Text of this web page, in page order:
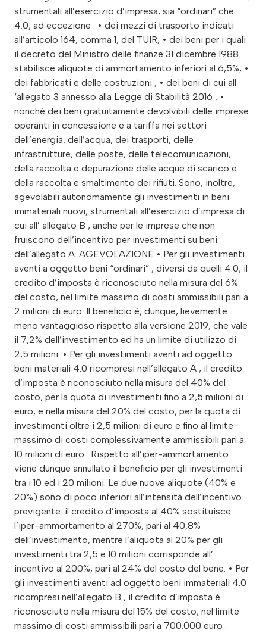
strumentali all’esercizio d’impresa, sia “ordinari” che
4.0, ad eccezione : • dei mezzi di trasporto indicati
all’articolo 164, comma 1, del TUIR, • dei beni per i quali
il decreto del Ministro delle finanze 31 dicembre 1988
stabilisce aliquote di ammortamento inferiori al 6,5%, •
dei fabbricati e delle costruzioni , • dei beni di cui all
‘allegato 3 annesso alla Legge di Stabilità 2016 , •
nonchè dei beni gratuitamente devolvibili delle imprese
operanti in concessione e a tariffa nei settori
dell’energia, dell’acqua, dei trasporti, delle
infrastrutture, delle poste, delle telecomunicazioni,
della raccolta e depurazione delle acque di scarico e
della raccolta e smaltimento dei rifiuti. Sono, inoltre,
agevolabili autonomamente gli investimenti in beni
immateriali nuovi, strumentali all’esercizio d’impresa di
cui all’ allegato B , anche per le imprese che non
fruiscono dell’incentivo per investimenti su beni
dell’allegato A. AGEVOLAZIONE • Per gli investimenti
aventi a oggetto beni “ordinari” , diversi da quelli 4.0, il
credito d’imposta è riconosciuto nella misura del 6%
del costo, nel limite massimo di costi ammissibili pari a
2 milioni di euro. Il beneficio è, dunque, lievemente
meno vantaggioso rispetto alla versione 2019, che vale
il 7,2% dell’investimento ed ha un limite di utilizzo di
2,5 milioni. • Per gli investimenti aventi ad oggetto
beni materiali 4.0 ricompresi nell’allegato A , il credito
d’imposta è riconosciuto nella misura del 40% del
costo, per la quota di investimenti fino a 2,5 milioni di
euro, e nella misura del 20% del costo, per la quota di
investimenti oltre i 2,5 milioni di euro e fino al limite
massimo di costi complessivamente ammissibili pari a
10 milioni di euro . Rispetto all’iper-ammortamento
viene dunque annullato il beneficio per gli investimenti
tra i 10 ed i 20 milioni. Le due nuove aliquote (40% e
20%) sono di poco inferiori all’intensità dell’incentivo
previgente: il credito d’imposta al 40% sostituisce
l’iper-ammortamento al 270%, pari al 40,8%
dell’investimento, mentre l’aliquota al 20% per gli
investimenti tra 2,5 e 10 milioni corrisponde all’
incentivo al 200%, pari al 24% del costo del bene. • Per
gli investimenti aventi ad oggetto beni immateriali 4.0
ricompresi nell’allegato B , il credito d’imposta è
riconosciuto nella misura del 15% del costo, nel limite
massimo di costi ammissibili pari a 700.000 euro .